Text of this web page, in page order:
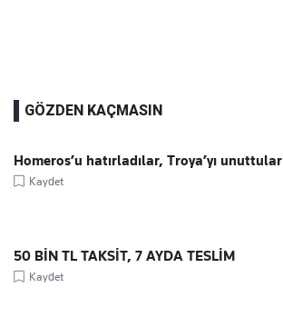
GÖZDEN KAÇMASIN
Homeros’u hatırladılar, Troya’yı unuttular
Kaydet
50 BİN TL TAKSİT, 7 AYDA TESLİM
Kaydet